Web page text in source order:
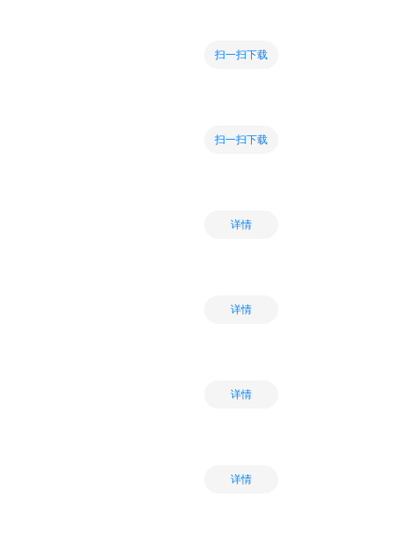
扫一扫下载
扫一扫下载
详情
详情
详情
详情